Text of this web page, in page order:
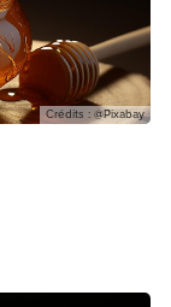
Crédits : @Pixabay